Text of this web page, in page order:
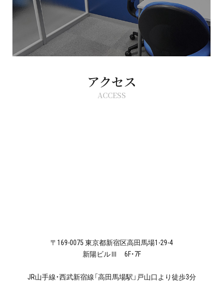
アクセス
ACCESS
〒169-0075 東京都新宿区高田馬場1-29-4
新陽ビルⅢ 6F・7F
JR山手線・西武新宿線「高田馬場駅」戸山口より徒歩3分